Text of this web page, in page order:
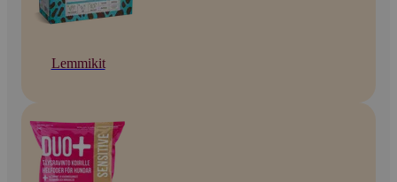
Lemmikit